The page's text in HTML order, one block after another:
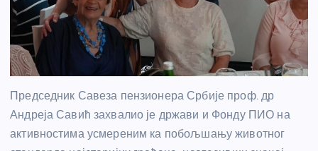
Председник Савеза пензионера Србије проф. др
Андреја Савић захвалио је држави и Фонду ПИО на
активностима усмереним ка побољшању животног